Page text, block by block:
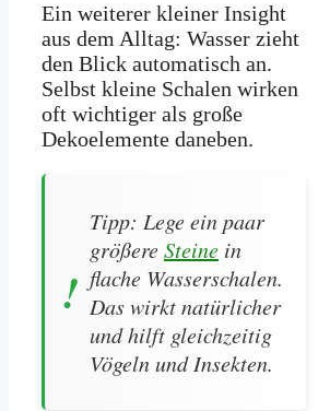
Ein weiterer kleiner Insight
aus dem Alltag: Wasser zieht
den Blick automatisch an.
Selbst kleine Schalen wirken
oft wichtiger als große
Dekoelemente daneben.
Tipp: Lege ein paar
größereSteine in
flache Wasserschalen.
Das wirkt natürlicher
und hilft gleichzeitig
Vögeln und Insekten.